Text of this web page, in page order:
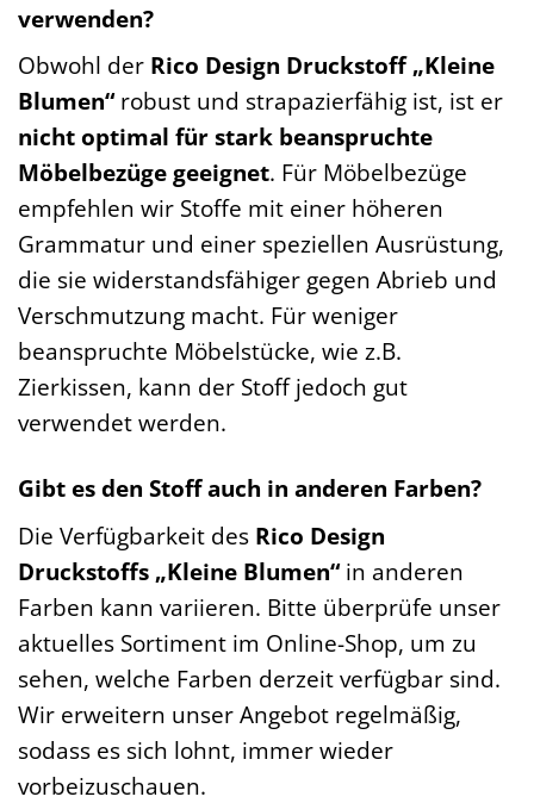
verwenden?
Obwohl der Rico Design Druckstoff „Kleine
Blumen“robust und strapazierfähig ist, ist er
nicht optimal für stark beanspruchte
Möbelbezüge geeignet. Für Möbelbezüge
empfehlen wir Stoffe mit einer höheren
Grammatur und einer speziellen Ausrüstung,
die sie widerstandsfähiger gegen Abrieb und
Verschmutzung macht. Für weniger
beanspruchte Möbelstücke, wie z.B.
Zierkissen, kann der Stoff jedoch gut
verwendet werden.
Gibt es den Stoff auch in anderen Farben?
Die Verfügbarkeit des Rico Design
Druckstoffs „Kleine Blumen“in anderen
Farben kann variieren. Bitte überprüfe unser
aktuelles Sortiment im Online-Shop, um zu
sehen, welche Farben derzeit verfügbar sind.
Wir erweitern unser Angebot regelmäßig,
sodass es sich lohnt, immer wieder
vorbeizuschauen.